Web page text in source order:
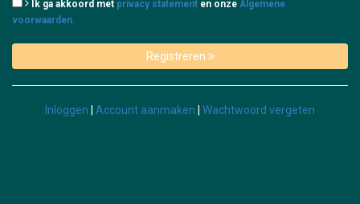
Ik ga akkoord met privacy statement en onze Algemene
voorwaarden.
Registreren
Inloggen Account aanmaken Wachtwoord vergeten